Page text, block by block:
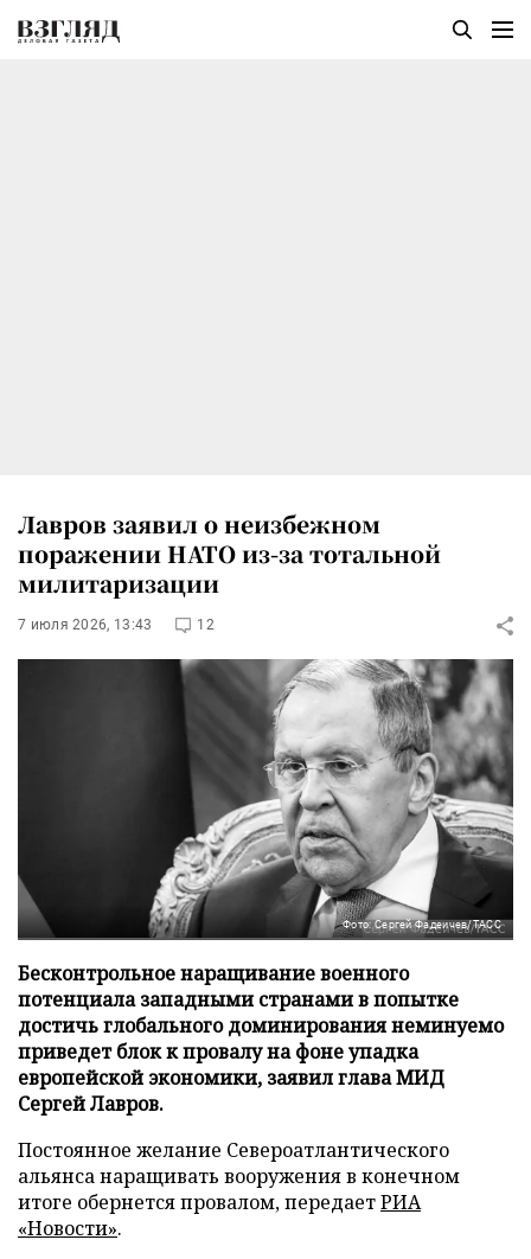
Лавров заявил о неизбежном
поражении НАТО из-за тотальной
милитаризации
7 июля 2026, 13:43 12
Фото: Сергей Фадеичев/ТАСС
Бесконтрольное наращивание военного
потенциала западными странами в попытке
достичь глобального доминирования неминуемо
приведет блок к провалу на фоне упадка
европейской экономики, заявил глава МИД
Сергей Лавров.
Постоянное желание Североатлантического
альянса наращивать вооружения в конечном
итоге обернется провалом, передаетРИА
«Новости».